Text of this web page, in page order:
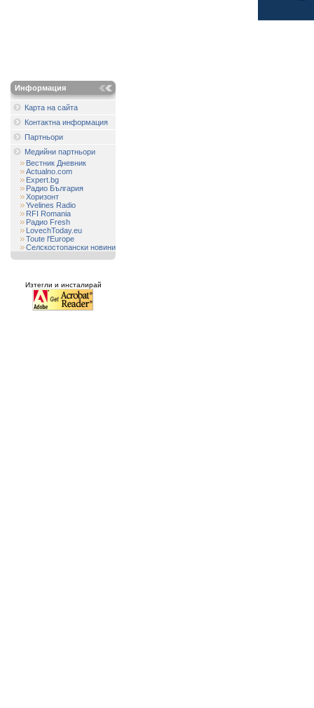
Информация
Карта на сайта
Контактна информация
Партньори
Медийни партньори
Вестник Дневник
Actualno.com
Expert.bg
Радио България
Хоризонт
Yvelines Radio
RFI Romania
Радио Fresh
LovechToday.eu
Toute l'Europe
Селскостопански новини
Изтегли и инсталирай